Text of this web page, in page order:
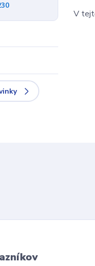
V